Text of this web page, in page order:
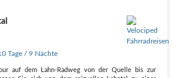
Tage / 9 Nächte
auf dem Lahn-Radweg von der Quelle bis zur